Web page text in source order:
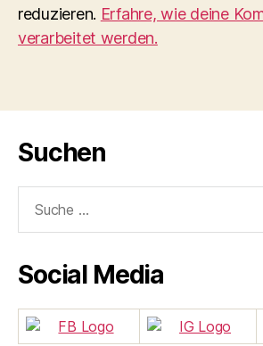
reduzieren. Erfahre, wie deine
verarbeitet werden.
Suchen
nach:
Social Media